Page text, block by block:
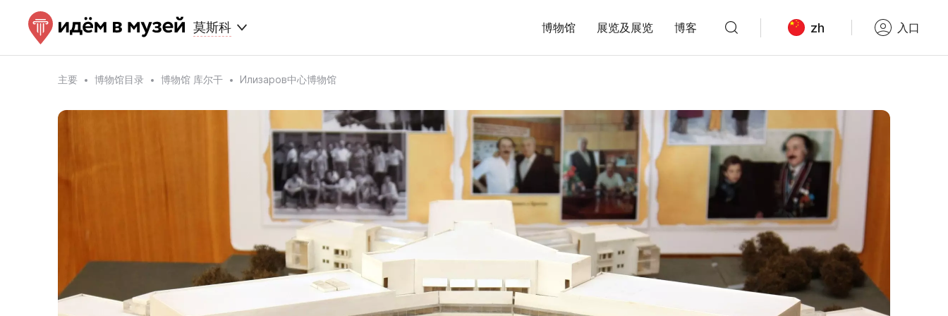
莫斯科 博物馆 展览及展览 博客 zh 入口
主要 博物馆目录 博物馆 库尔干 Илизаров中心博物馆